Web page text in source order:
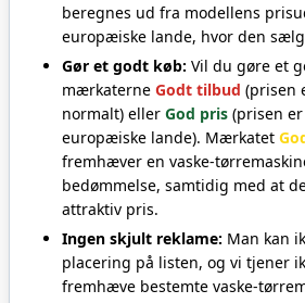
beregnes ud fra modellens
europæiske lande, hvor den
Gør et godt køb: Vil du gøre et
mærkaterne Godt tilbud (prisen
normalt) eller God pris (prisen
europæiske lande). Mærkatet
fremhæver en vaske-
bedømmelse, samtidig med at
attraktiv pris.
Ingen skjult reklame: Man kan
placering på listen, og vi tjener
fremhæve bestemte vaske-